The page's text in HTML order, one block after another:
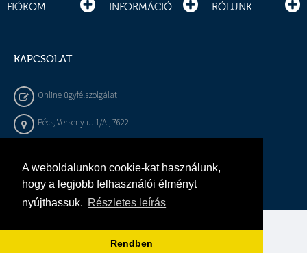
A weboldalunkon cookie-kat használunk,
hogy a legjobb felhasználói élményt
nyújthassuk. Részletes leírás
Rendben
FIÓKOM INFORMÁCIÓ RÓLUNK
KAPCSOLAT
Online ügyfélszolgálat
Pécs, Verseny u. 1/A , 7622
info@gepeszbolt.hu
Árukereső, a hiteles vásárlási kalauz
Murányi Épületgépészet Kft.